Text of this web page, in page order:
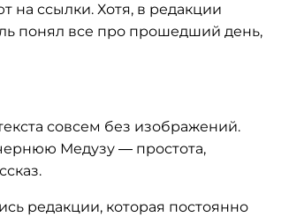
на ссылки. Хотя, в редакции
понял все про прошедший день,
совсем без изображений.
Медузу — простота,
редакции, которая постоянно